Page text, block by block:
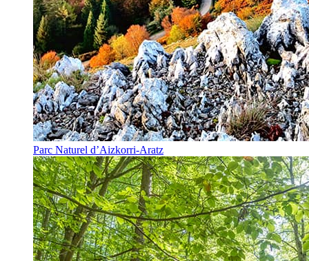
Parc Naturel d’Aizkorri-Aratz